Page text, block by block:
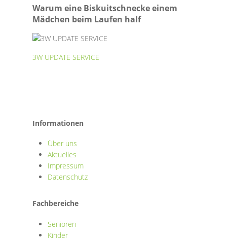
Biskuitschnecke
einem
beim
Laufen
Warum eine Biskuitschnecke einem
Mädchen beim Laufen half
3W UPDATE SERVICE
Informationen
Über uns
Aktuelles
Impressum
Datenschutz
Fachbereiche
Senioren
Kinder